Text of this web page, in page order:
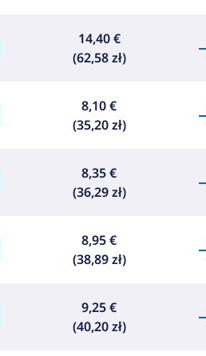
14,40 €
(62,58 zł)
8,10 €
(35,20 zł)
8,35 €
(36,29 zł)
8,95 €
(38,89 zł)
9,25 €
(40,20 zł)